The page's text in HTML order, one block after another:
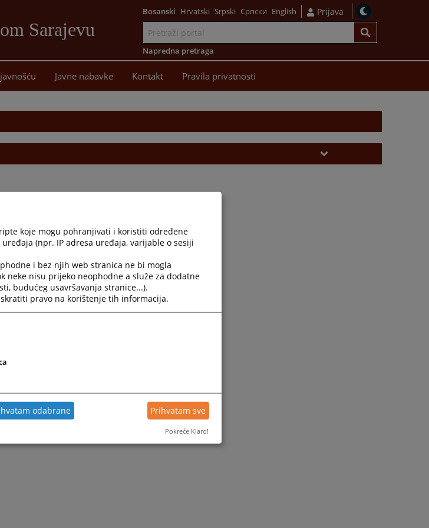
Sarajevu
sadržaj
Bosanski Hrvatski Srpski Српски English Prijava
Napredna pretraga
Javne nabavke Kontakt Pravila privatnosti
koje mogu pohranjivati i koristiti određene
(npr. IP adresa uređaja, varijable o sesiji
i bez njih web stranica ne bi mogla
neke nisu prijeko neophodne a služe za dodatne
budućeg usavršavanja stranice...).
pravo na korištenje tih informacija.
odabrane Prihvatam sve
Pokreće Klaro!